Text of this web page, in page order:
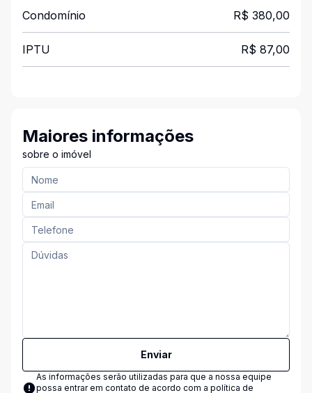
Condomínio R$ 380,00
IPTU R$ 87,00
Maiores informações
sobre o imóvel
Enviar
As informações serão utilizadas para que a nossa equipe
possa entrar em contato de acordo com a política de